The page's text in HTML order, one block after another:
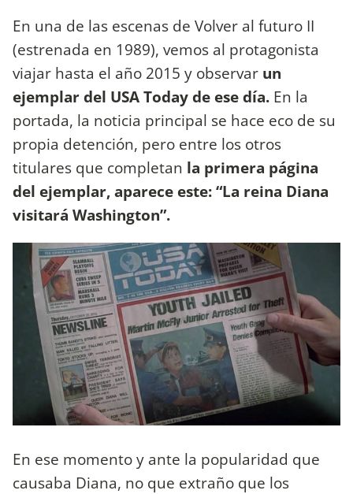
En una de las escenas de Volver al futuro II
(estrenada en 1989), vemos al protagonista
viajar hasta el año 2015 y observar un
ejemplar del USA Today de ese día. En la
portada, la noticia principal se hace eco de su
propia detención, pero entre los otros
titulares que completan la primera página
del ejemplar, aparece este: “La reina Diana
visitará Washington”.
En ese momento y ante la popularidad que
causaba Diana, no que extraño que los